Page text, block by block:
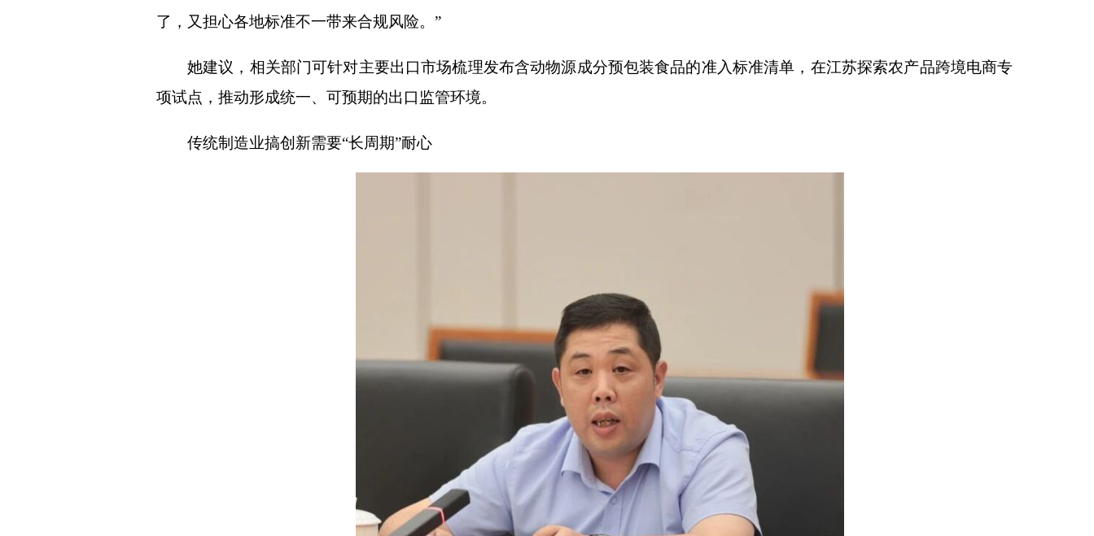
了，又担心各地标准不一带来合规风险。”
她建议，相关部门可针对主要出口市场梳理发布含动物源成分预包装食品的准入标准清单，在江苏探索农产品跨境电商专
项试点，推动形成统一、可预期的出口监管环境。
传统制造业搞创新需要“长周期”耐心